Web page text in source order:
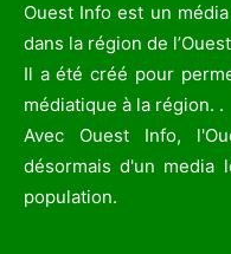
Ouest Info est un
dans la région de
Il a été créé pour
médiatique à la région. .
Avec Ouest Info,
désormais d'un media
population.